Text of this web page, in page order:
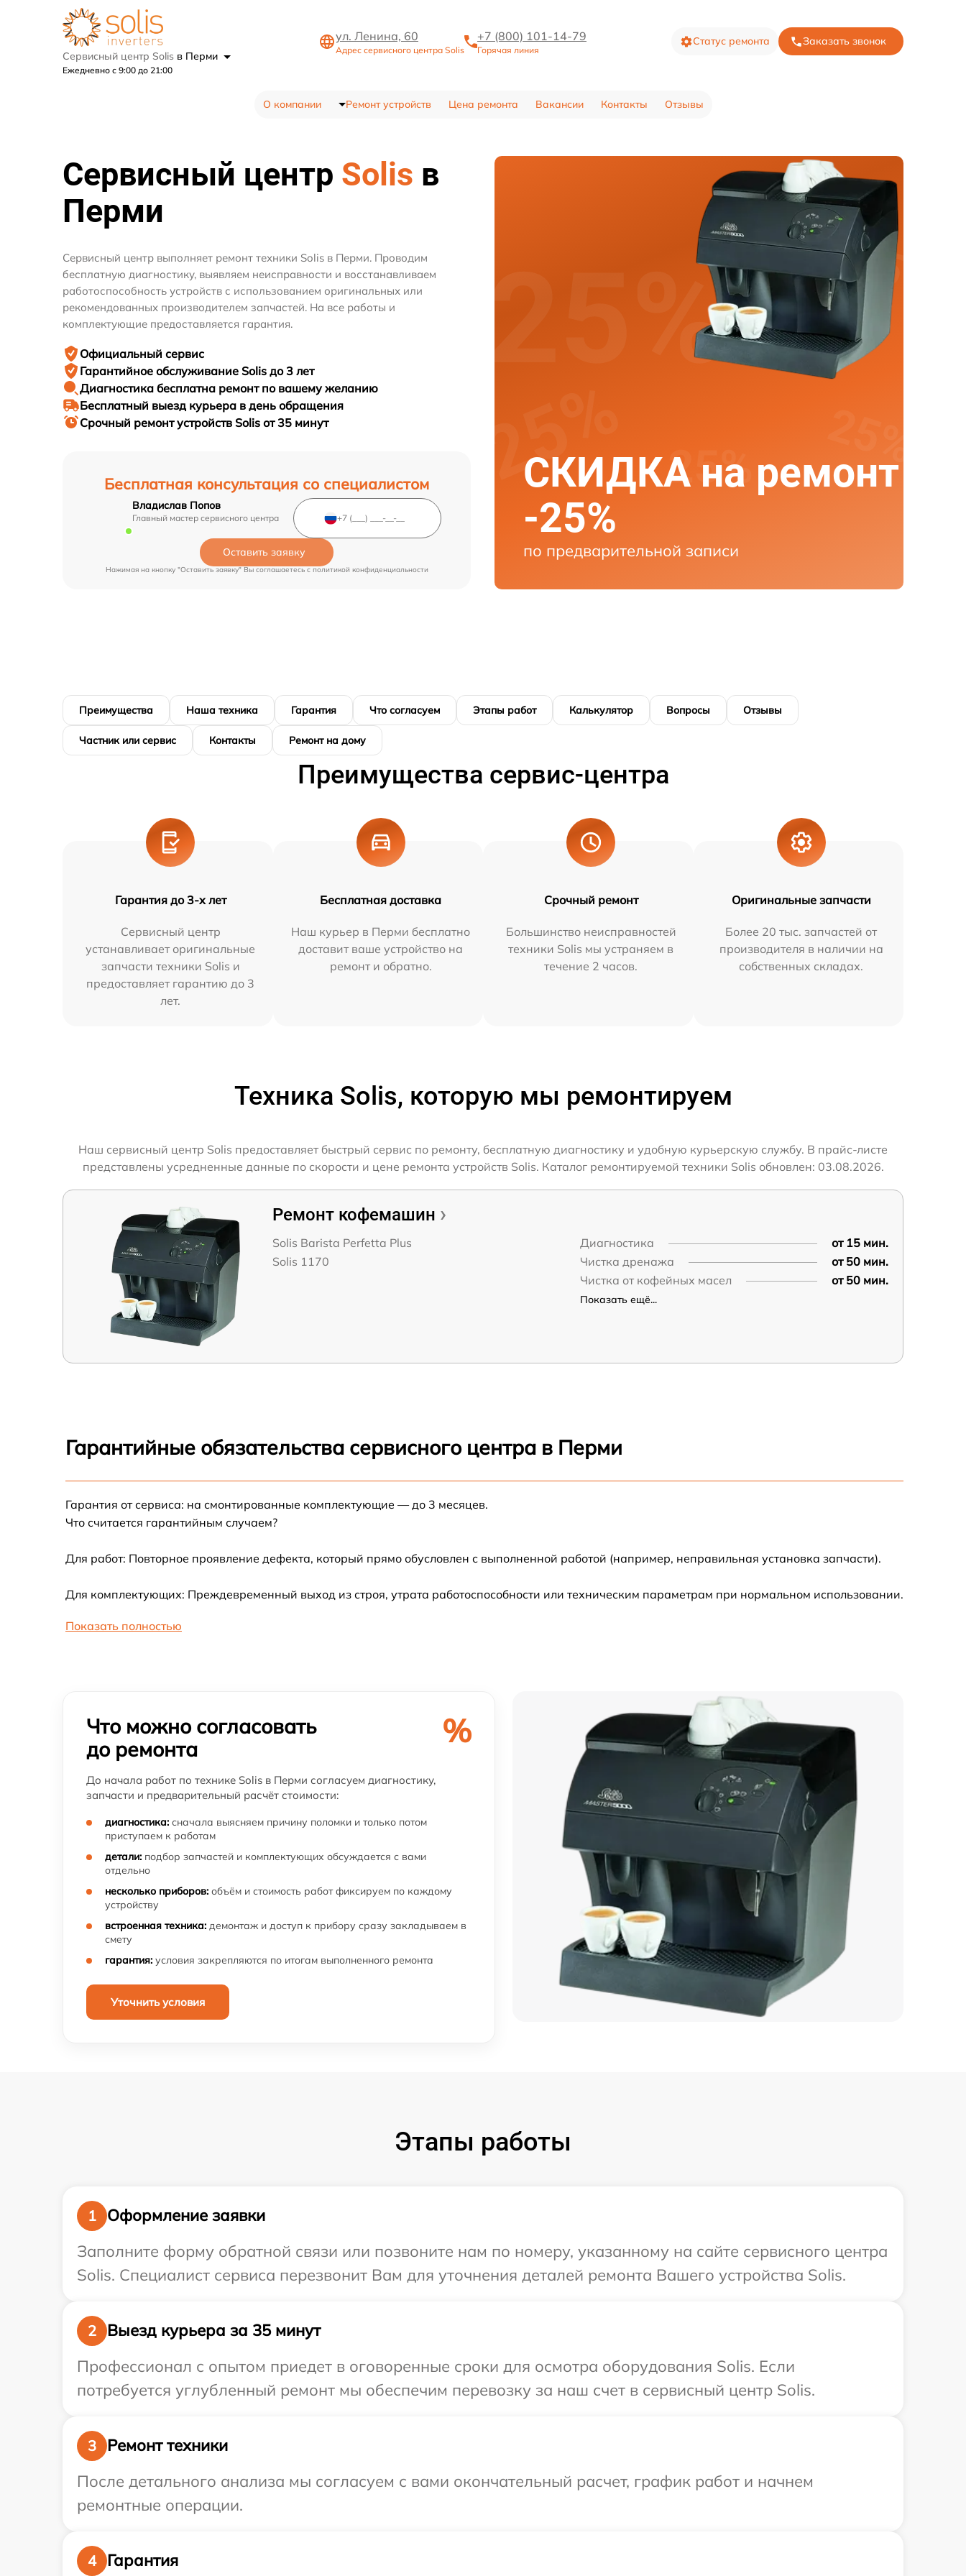
Сервисный центр Solis в Перми
Ежедневно с 9:00 до 21:00
ул. Ленина, 60
Адрес сервисного центра Solis
+7 (800) 101-14-79
Горячая линия
Статус ремонта Заказать звонок
О компании Ремонт устройств Цена ремонта Вакансии Контакты Отзывы
Сервисный центр Solis в
Перми
Бесплатная консультация со специалистом
Владислав Попов
Главный мастер сервисного центра
Оставить заявку
Нажимая на кнопку "Оставить заявку" Вы соглашаетесь cполитикой конфиденциальности
Сервисный центр выполняет ремонт техники Solis в Перми. Проводим
бесплатную диагностику, выявляем неисправности и восстанавливаем
работоспособность устройств с использованием оригинальных или
рекомендованных производителем запчастей. На все работы и
комплектующие предоставляется гарантия.
Официальный сервис
Гарантийное обслуживание Solis до 3 лет
Диагностика бесплатна ремонт по вашему желанию
Бесплатный выезд курьера в день обращения
Срочный ремонтустройств Solis от 35 минут
СКИДКА на ремонт
-25%
по предварительной записи
Преимущества Наша техника Гарантия Что согласуем Этапы работ Калькулятор Вопросы Отзывы
Частник или сервис Контакты Ремонт на дому
Преимущества сервис-центра
Гарантия до 3-х лет
Сервисный центр
устанавливает оригинальные
запчасти техники Solis и
предоставляет гарантию до 3
лет.
Бесплатная доставка
Наш курьер в Перми бесплатно
доставит ваше устройство на
ремонт и обратно.
Срочный ремонт
Большинство неисправностей
техники Solis мы устраняем в
течение 2 часов.
Оригинальные запчасти
Более 20 тыс. запчастей от
производителя в наличии на
собственных складах.
Техника Solis, которую мы ремонтируем
Наш сервисный центр Solis предоставляет быстрый сервис по ремонту, бесплатную диагностику и удобную курьерскую службу. В прайс-листе
представлены усредненные данные по скорости и цене ремонта устройств Solis. Каталог ремонтируемой техники Solis обновлен: 03.08.2026.
Ремонт кофемашин
Solis Barista Perfetta Plus
Solis 1170
Диагностика
от 15 мин.
Чистка дренажа
от 50 мин.
Чистка от кофейных масел
от 50 мин.
Показать ещё...
Гарантийные обязательства сервисного центра в Перми
Гарантия от сервиса: на смонтированные комплектующие — до 3 месяцев.
Что считается гарантийным случаем?
Для работ: Повторное проявление дефекта, который прямо обусловлен с выполненной работой (например, неправильная установка запчасти).
Для комплектующих: Преждевременный выход из строя, утрата работоспособности или техническим параметрам при нормальном использовании.
Показать полностью
Что можно согласовать
до ремонта
%
До начала работ по технике Solis в Перми согласуем диагностику,
запчасти и предварительный расчёт стоимости:
диагностика: сначала выясняем причину поломки и только потом
приступаем к работам
детали: подбор запчастей и комплектующих обсуждается с вами
отдельно
несколько приборов: объём и стоимость работ фиксируем по каждому
устройству
встроенная техника: демонтаж и доступ к прибору сразу закладываем в
смету
гарантия: условия закрепляются по итогам выполненного ремонта
Уточнить условия
Этапы работы
1
Оформление заявки
Заполните форму обратной связи или позвоните нам по номеру, указанному на сайте сервисного центра
Solis. Специалист сервиса перезвонит Вам для уточнения деталей ремонта Вашего устройства Solis.
2
Выезд курьера за 35 минут
Профессионал с опытом приедет в оговоренные сроки для осмотра оборудования Solis. Если
потребуется углубленный ремонт мы обеспечим перевозку за наш счет в сервисный центр Solis.
3
Ремонт техники
После детального анализа мы согласуем с вами окончательный расчет, график работ и начнем
ремонтные операции.
4 Гарантия